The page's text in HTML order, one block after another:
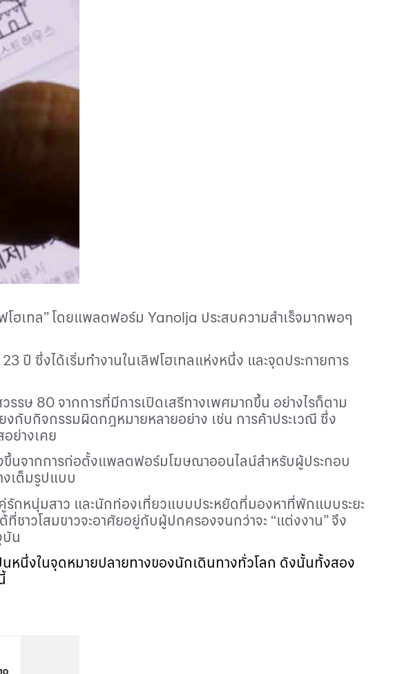
โฮเทล” โดยแพลตฟอร์ม Yanolja ประสบความสำเร็จมากพอๆ
ปี ซึ่งได้เริ่มทำงานในเลิฟโฮเทลแห่งหนึ่ง และจุดประกายการ
รรษ 80 จากการที่มีการเปิดเสรีทางเพศมากขึ้น อย่างไรก็ตาม
กับกิจกรรมผิดกฎหมายหลายอย่าง เช่น การค้าประเวณี ซึ่ง
ย่างเคย
นจากการก่อตั้งแพลตฟอร์มโฆษณาออนไลน์สำหรับผู้ประกอบ
เต็มรูปแบบ
รักหนุ่มสาว และนักท่องเที่ยวแบบประหยัดที่มองหาที่พักแบบระยะ
าวโสมขาวจะอาศัยอยู่กับผู้ปกครองจนกว่าจะ “แต่งงาน” จึง
บัน
หนึ่งในจุดหมายปลายทางของนักเดินทางทั่วโลก ดังนั้นทั้งสอง